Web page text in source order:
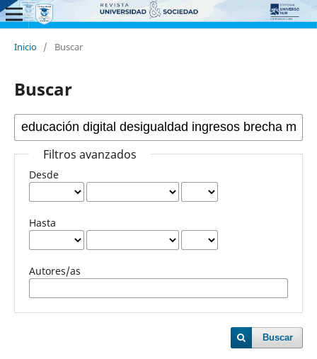
Inicio / Buscar
Buscar
Filtros avanzados
Desde
Hasta
Autores/as
Buscar